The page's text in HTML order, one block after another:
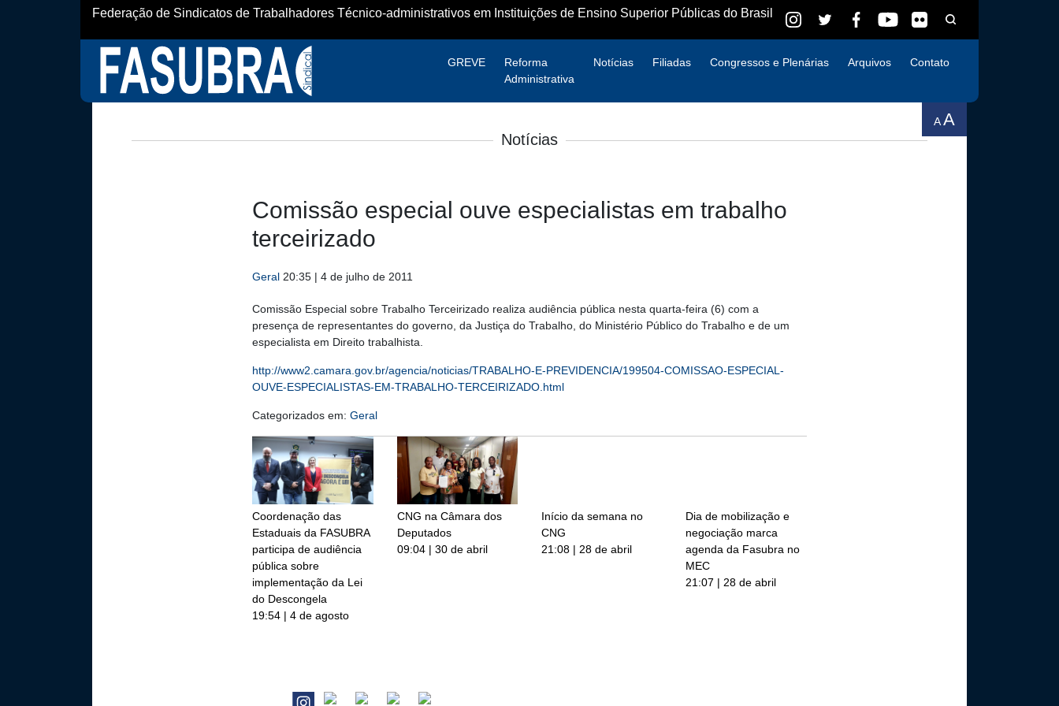
Federação de Sindicatos de Trabalhadores Técnico-administrativos em Instituições de Ensino Superior Públicas do Brasil
GREVE
Reforma
Administrativa
Notícias Filiadas Congressos e Plenárias Arquivos Contato
AA
Notícias
Comissão especial ouve especialistas em trabalho
terceirizado
Geral 20:35 | 4 de julho de 2011
Comissão Especial sobre Trabalho Terceirizado realiza audiência pública nesta quarta-feira (6) com a
presença de representantes do governo, da Justiça do Trabalho, do Ministério Público do Trabalho e de um
especialista em Direito trabalhista.
http://www2.camara.gov.br/agencia/noticias/TRABALHO-E-PREVIDENCIA/199504-COMISSAO-ESPECIAL-
OUVE-ESPECIALISTAS-EM-TRABALHO-TERCEIRIZADO.html
Categorizados em:Geral
Coordenação das
Estaduais da FASUBRA
participa de audiência
pública sobre
implementação da Lei
do Descongela
19:54 | 4 de agosto
CNG na Câmara dos
Deputados
09:04 | 30 de abril
Início da semana no
CNG
21:08 | 28 de abril
Dia de mobilização e
negociação marca
agenda da Fasubra no
MEC
21:07 | 28 de abril